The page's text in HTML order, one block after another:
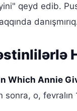
qeyd edib.
Which Annie
sonra, o,